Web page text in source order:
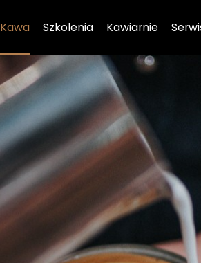
Kawa Szkolenia Kawiarnie